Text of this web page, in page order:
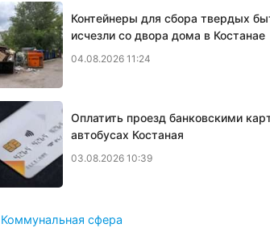
Контейнеры для сбора твердых
исчезли со двора дома в Костанае
04.08.2026 11:24
Оплатить проезд банковскими
автобусах Костаная
03.08.2026 10:39
Рубрики
Коммунальная сфера